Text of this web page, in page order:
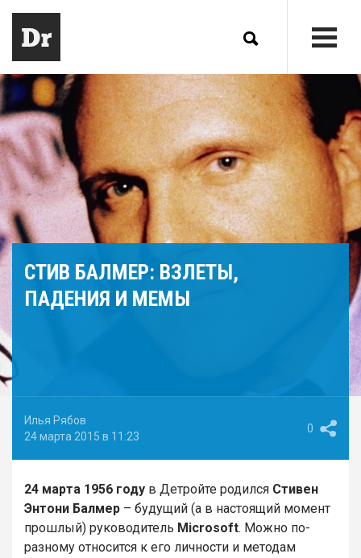
СТИВ БАЛМЕР: ВЗЛЕТЫ,
ПАДЕНИЯ И МЕМЫ
Илья Рябов
24 марта 2015 в 11:23
0
24 марта 1956 году в Детройте родился Стивен
Энтони Балмер – будущий (а в настоящий момент
прошлый) руководитель Microsoft. Можно по-
разному относится к его личности и методам